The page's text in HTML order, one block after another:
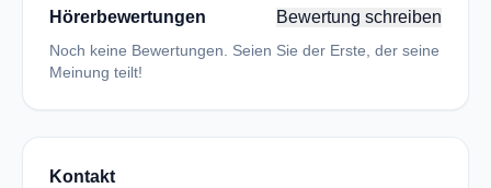
Hörerbewertungen Bewertung schreiben
Noch keine Bewertungen. Seien Sie der Erste, der seine
Meinung teilt!
Kontakt